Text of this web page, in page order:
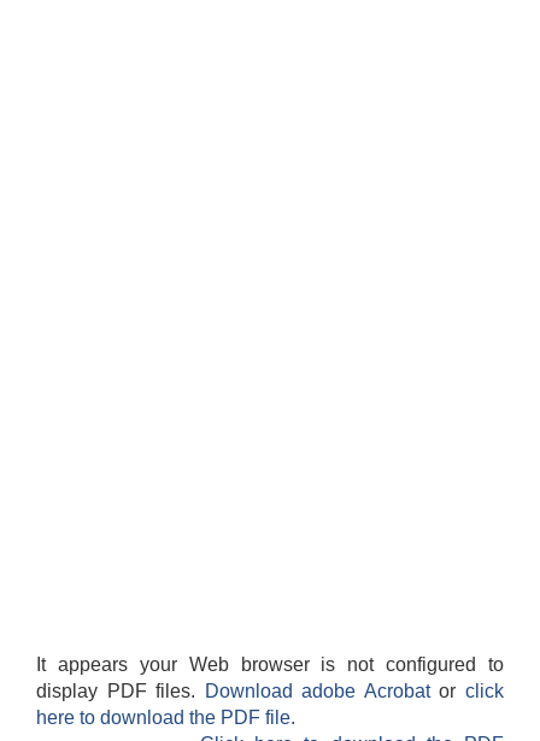
It appears your Web browser is not configured to
display PDF files.
Download adobe Acrobatorclick
here to download the PDF file.